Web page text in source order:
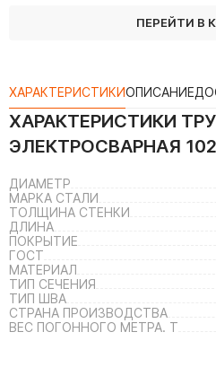
ПЕРЕЙТИ В
ХАРАКТЕРИСТИКИОПИСАНИЕ
ХАРАКТЕРИСТИКИ
ЭЛЕКТРОСВАРНАЯ
ДИАМЕТР
МАРКА СТАЛИ
ТОЛЩИНА СТЕНКИ
ДЛИНА
ПОКРЫТИЕ
ГОСТ
МАТЕРИАЛ
ТИП СЕЧЕНИЯ
ТИП ШВА
СТРАНА ПРОИЗВОДСТВА
ВЕС ПОГОННОГО МЕТРА. Т